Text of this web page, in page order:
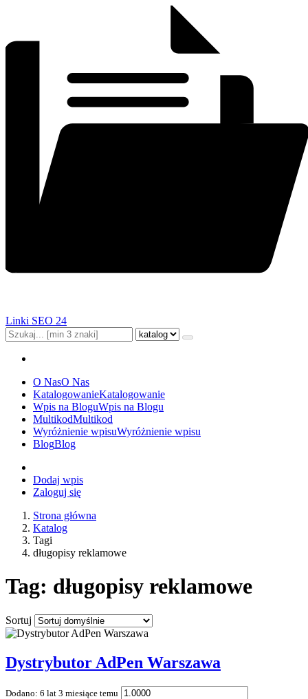
Linki SEO 24
O NasO Nas
KatalogowanieKatalogowanie
Wpis na BloguWpis na Blogu
MultikodMultikod
Wyróżnienie wpisuWyróżnienie wpisu
BlogBlog
Dodaj wpis
Zaloguj się
Strona główna
Katalog
Tagi
długopisy reklamowe
Tag: długopisy reklamowe
Sortuj
Dystrybutor AdPen Warszawa
Dodano: 6 lat 3 miesiące temu